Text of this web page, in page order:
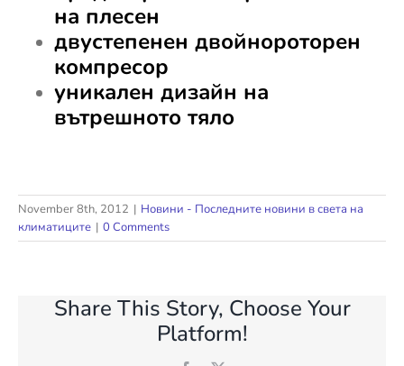
на плесен
двустепенен двойнороторен
компресор
уникален дизайн на
вътрешното тяло
November 8th, 2012 | Новини - Последните новини в света на
климатиците | 0 Comments
Share This Story, Choose Your
Platform!